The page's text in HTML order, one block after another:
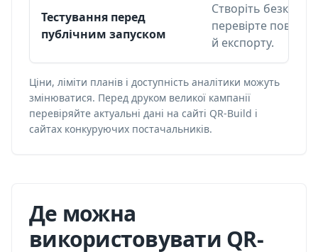
Тестування перед
публічним запуском
Створіть
перевірте
й експорту.
Ціни, ліміти планів і доступність аналітики можуть
змінюватися. Перед друком великої кампанії
перевіряйте актуальні дані на сайті QR-Build і
сайтах конкуруючих постачальників.
Де можна
використовувати QR-